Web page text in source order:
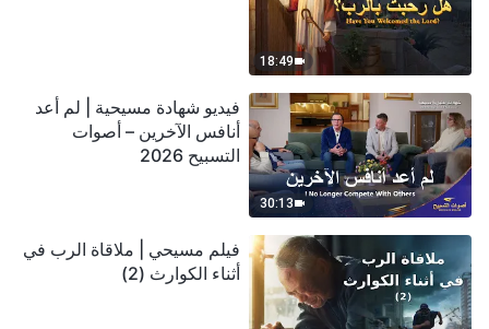
18:49
30:13
فيديو شهادة مسيحية | لم أعد
أنافس الآخرين – أصوات
التسبيح 2026
فيلم مسيحي | ملاقاة الرب في
أثناء الكوارث (2)